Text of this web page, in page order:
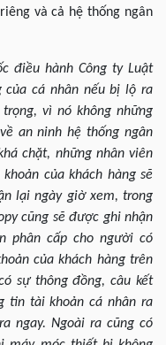
và cả hệ thống ngân
điều hành Công ty Luật
của cá nhân nếu bị lộ ra
vì nó không những
an ninh hệ thống ngân
chặt, những nhân viên
của khách hàng sẽ
lại ngày giờ xem, trong
cũng sẽ được ghi nhận
phân cấp cho người có
của khách hàng trên
sự thông đồng, câu kết
tin tài khoản cá nhân ra
ngay. Ngoài ra cũng có